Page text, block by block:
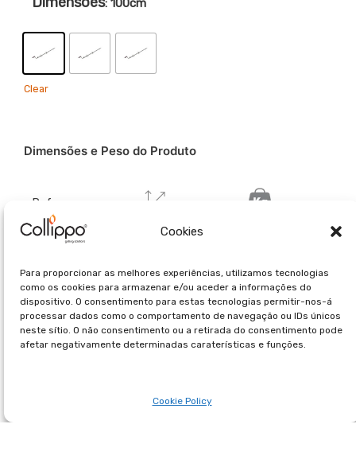
Cookies
Para proporcionar as melhores experiências, utilizamos tecnologias
como os cookies para armazenar e/ou aceder a informações do
dispositivo. O consentimento para estas tecnologias permitir-nos-á
processar dados como o comportamento de navegação ou IDs únicos
neste sítio. O não consentimento ou a retirada do consentimento pode
afetar negativamente determinadas caraterísticas e funções.
Cookie Policy
: 100cm
Clear
Dimensões e Peso do Produto
Ref.:
EXL110 110L 1,75Kg
EXL120 120 1,91Kg